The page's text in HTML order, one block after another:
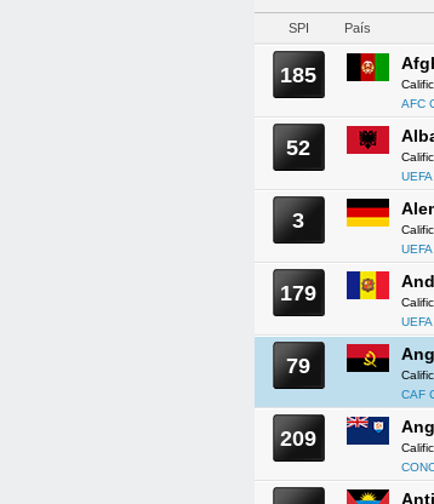
SPI
País
185
AFC
52
3
179
79
CAF
209